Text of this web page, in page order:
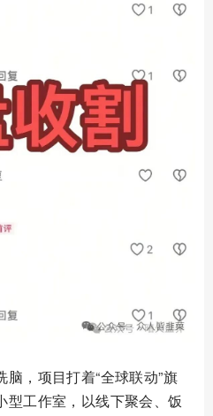
，项目打着“全球联动”旗
型工作室，以线下聚会、饭